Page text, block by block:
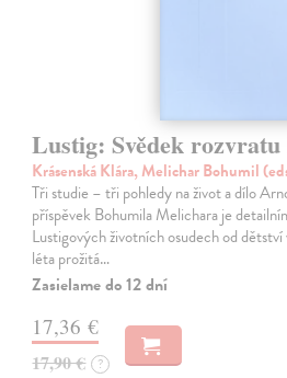
Lustig: Svědek
Krásenská Klára, Melichar Bohumil
Tři studie – tři pohledy na život a dílo
příspěvek Bohumila Melichara je
Lustigových životních osudech od dětství
léta prožitá…
Zasielame do 12 dní
17,36 €
17,90 € ?